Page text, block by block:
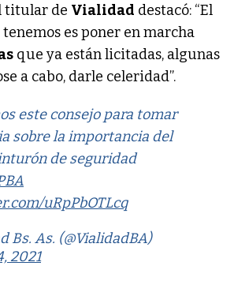
titular de Vialidad destacó: “El
es poner en marcha
que ya están licitadas, algunas
a cabo, darle celeridad”.
este consejo para tomar
sobre la importancia del
de seguridad
uRpPbOTLcq
Bs. As. (@VialidadBA)
2021